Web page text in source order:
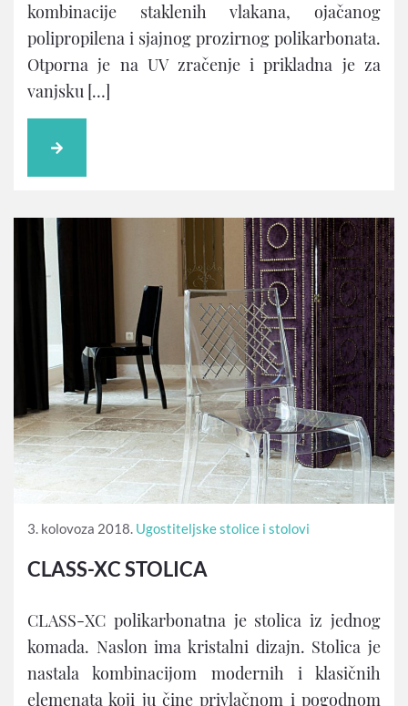
kombinacije staklenih vlakana, ojačanog
polipropilena i sjajnog prozirnog polikarbonata.
Otporna je na UV zračenje i prikladna je za
vanjsku […]
3. kolovoza 2018. Ugostiteljske stolice i stolovi
CLASS-XC STOLICA
CLASS-XC polikarbonatna je stolica iz jednog
komada. Naslon ima kristalni dizajn. Stolica je
nastala kombinacijom modernih i klasičnih
elemenata koji ju čine privlačnom i pogodnom